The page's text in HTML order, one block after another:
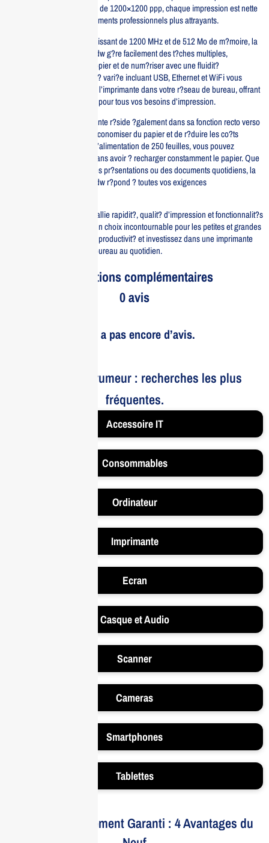
? sa r?solution d’impression de 1200×1200 ppp, chaque impression est nette
et pr?cise, rendant vos documents professionnels plus attrayants.
?quip?e d’un processeur puissant de 1200 MHz et de 512 Mo de m?moire, la
HP LaserJet Pro MFP 4103dw g?re facilement des t?ches multiples,
permettant d’imprimer, de copier et de num?riser avec une fluidit?
remarquable. Sa connectivit? vari?e incluant USB, Ethernet et WiFi vous
permet d’int?grer facilement l’imprimante dans votre r?seau de bureau, offrant
ainsi une flexibilit? optimale pour tous vos besoins d’impression.
L’avantage de cette imprimante r?side ?galement dans sa fonction recto verso
automatique, qui permet d’?conomiser du papier et de r?duire les co?ts
d’impression. Avec un bac d’alimentation de 250 feuilles, vous pouvez
imprimer de gros volumes sans avoir ? recharger constamment le papier. Que
ce soit pour des rapports, des pr?sentations ou des documents quotidiens, la
HP LaserJet Pro MFP 4103dw r?pond ? toutes vos exigences
En conclusion, cet appareil allie rapidit?, qualit? d’impression et fonctionnalit?s
polyvalentes, faisant de lui un choix incontournable pour les petites et grandes
entreprises. Am?liorez votre productivit? et investissez dans une imprimante
qui simplifie vos t?ches de bureau au quotidien.
Informations complémentaires
0 avis
Il n’y a pas encore d’avis.
Le bruit et la rumeur : recherches les plus
fréquentes.
Accessoire IT
Consommables
Ordinateur
Imprimante
Ecran
Casque et Audio
Scanner
Cameras
Smartphones
Tablettes
Votre Investissement Garanti : 4 Avantages du